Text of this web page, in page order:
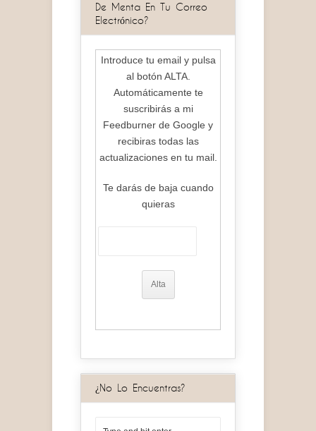
De Menta En Tu Correo
Electrónico?
Introduce tu email y pulsa
al botón ALTA.
Automáticamente te
suscribirás a mi
Feedburner de Google y
recibiras todas las
actualizaciones en tu mail.
Te darás de baja cuando
quieras
¿No Lo Encuentras?